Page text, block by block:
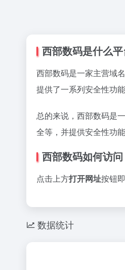
西部数码是什么平
西部数码是一家主营域
提供了一系列安全性功
总的来说，西部数码是
全等，并提供安全性功
西部数码如何访问
点击上方打开网址按钮即
数据统计